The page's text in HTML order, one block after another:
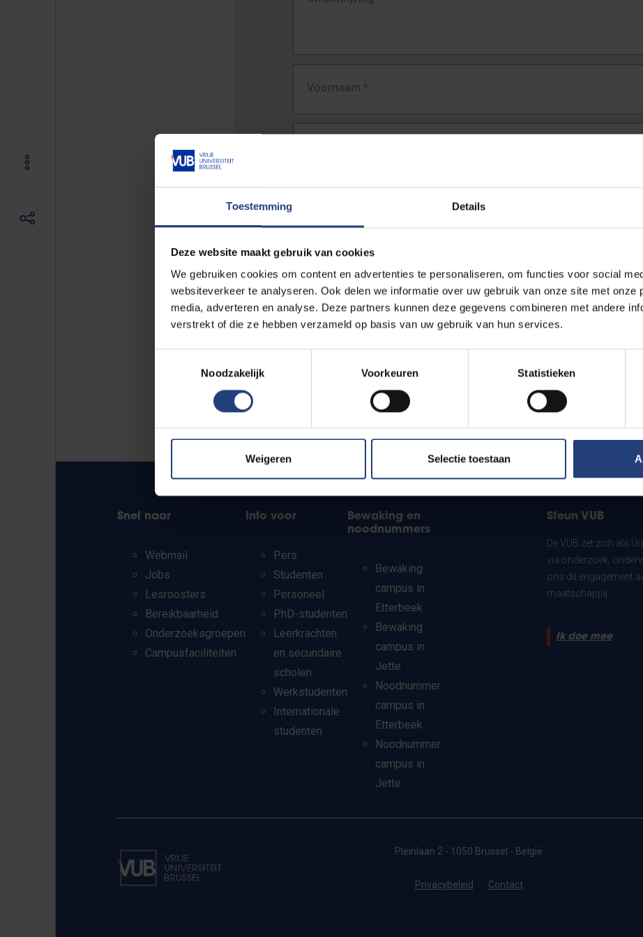
Toestemming Details
Deze website maakt gebruik van cookies
We gebruiken cookies om content en advertenties te personaliseren, om functies voor social
websiteverkeer te analyseren. Ook delen we informatie over uw gebruik van onze site met onze
media, adverteren en analyse. Deze partners kunnen deze gegevens combineren met andere
verstrekt of die ze hebben verzameld op basis van uw gebruik van hun services.
Noodzakelijk
Voorkeuren Statistieken
Weigeren Selectie toestaan
Voornaam *
URL*
De volledige URL van de pagina waar je de fout zag.
Bv. https://www.vub.be/nl/studeren-aan-de-vub/alle-opleidingen
Snel naar
Webmail
Jobs
Lesroosters
Bereikbaarheid
Onderzoeksgroepen
Campusfaciliteiten
Info voor
Pers
Studenten
Personeel
PhD-studenten
Leerkrachten
en secundaire
scholen
Werkstudenten
Internationale
studenten
Bewaking en
noodnummers
Bewaking
campus in
Etterbeek
Bewaking
campus in
Jette
Noodnummer
campus in
Etterbeek
Noodnummer
campus in
Jette
Steun VUB
De VUB zet zich als
via onderzoek,
ons dit engagement
maatschappij.
Ik doe mee
Pleinlaan 2 - 1050 Brussel - België
Privacybeleid Contact